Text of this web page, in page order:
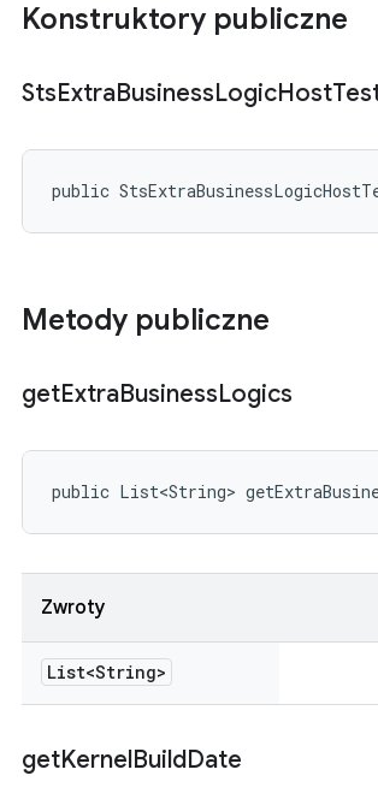
Konstruktory publiczne
StsExtraBusinessLogicHost
public
Metody publiczne
getExtraBusinessLogics
public List<String>
Zwroty
List<String>
getKernelBuildDate